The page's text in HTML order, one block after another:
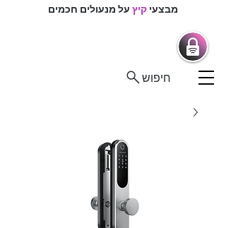
מבצעיקיץעל מנעולים חכמים
חיפוש